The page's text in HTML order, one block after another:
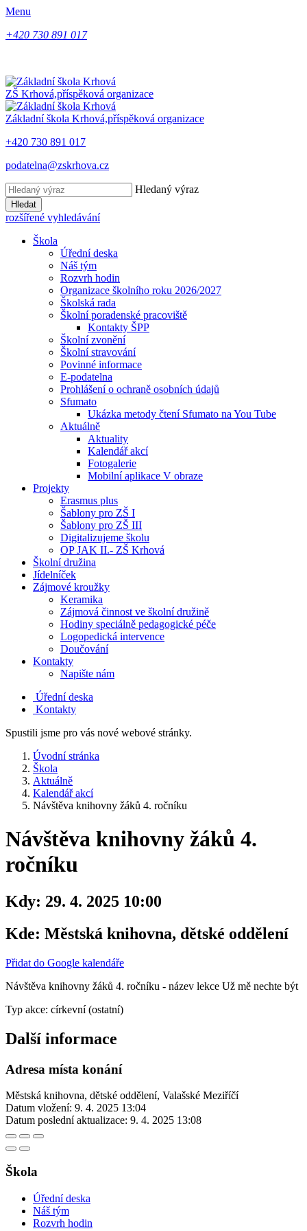
Menu
+420 730 891 017
ZŠ Krhová,příspěková organizace
Základní škola Krhová,příspěková organizace
+420 730 891 017
podatelna@zskrhova.cz
Hledaný výraz
Hledat
rozšířené vyhledávání
Škola
Úřední deska
Náš tým
Rozvrh hodin
Organizace školního roku 2026/2027
Školská rada
Školní poradenské pracoviště
Kontakty ŠPP
Školní zvonění
Školní stravování
Povinné informace
E-podatelna
Prohlášení o ochraně osobních údajů
Sfumato
Ukázka metody čtení Sfumato na You Tube
Aktuálně
Aktuality
Kalendář akcí
Fotogalerie
Mobilní aplikace V obraze
Projekty
Erasmus plus
Šablony pro ZŠ I
Šablony pro ZŠ III
Digitalizujeme školu
OP JAK II.- ZŠ Krhová
Školní družina
Jídelníček
Zájmové kroužky
Keramika
Zájmová činnost ve školní družině
Hodiny speciálně pedagogické péče
Logopedická intervence
Doučování
Kontakty
Napište nám
Úřední deska
Kontakty
Spustili jsme pro vás nové webové stránky.
Úvodní stránka
Škola
Aktuálně
Kalendář akcí
Návštěva knihovny žáků 4. ročníku
Návštěva knihovny žáků 4.
ročníku
Kdy: 29. 4. 2025 10:00
Kde: Městská knihovna, dětské oddělení
Přidat do Google kalendáře
Návštěva knihovny žáků 4. ročníku - název lekce Už mě nechte být
Typ akce: církevní (ostatní)
Další informace
Adresa místa konání
Městská knihovna, dětské oddělení, Valašské Meziříčí
Datum vložení: 9. 4. 2025 13:04
Datum poslední aktualizace: 9. 4. 2025 13:08
Škola
Úřední deska
Náš tým
Rozvrh hodin